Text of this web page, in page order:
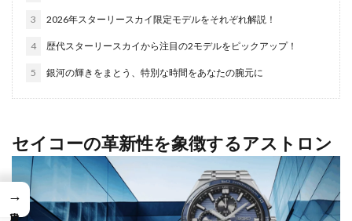
3 2026年スターリースカイ限定モデルをそれぞれ解説！
4 歴代スターリースカイから注目の2モデルをピックアップ！
5 銀河の輝きをまとう、特別な時間をあなたの腕元に
セイコーの革新性を象徴するアストロン
→